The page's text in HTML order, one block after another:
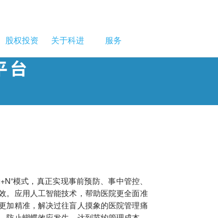
股权投资 关于科进 服务
模式，真正实现事前预防、事中管控、
。应用人工智能技术，帮助医院更全面准
加精准，解决过往盲人摸象的医院管理痛